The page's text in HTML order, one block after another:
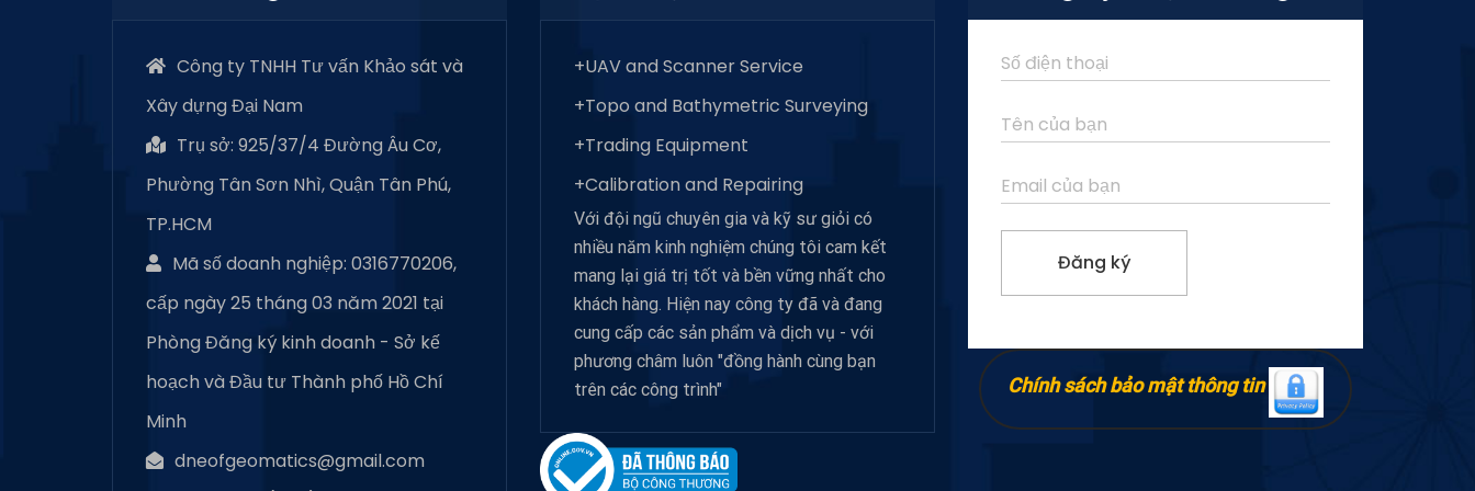
Công ty TNHH Tư vấn Khảo sát và
Xây dựng Đại Nam
Trụ sở: 925/37/4 Đường Âu Cơ,
Phường Tân Sơn Nhì, Quận Tân Phú,
TP.HCM
Mã số doanh nghiệp: 0316770206,
cấp ngày 25 tháng 03 năm 2021 tại
Phòng Đăng ký kinh doanh - Sở kế
hoạch và Đầu tư Thành phố Hồ Chí
Minh
dneofgeomatics@gmail.com
+UAV and Scanner Service
+Topo and Bathymetric Surveying
+Trading Equipment
+Calibration and Repairing
Với đội ngũ chuyên gia và kỹ sư giỏi có
nhiều năm kinh nghiệm chúng tôi cam kết
mang lại giá trị tốt và bền vững nhất cho
khách hàng. Hiện nay công ty đã và đang
cung cấp các sản phẩm và dịch vụ - với
phương châm luôn "đồng hành cùng bạn
trên các công trình"
Chính sách bảo mật thông tin